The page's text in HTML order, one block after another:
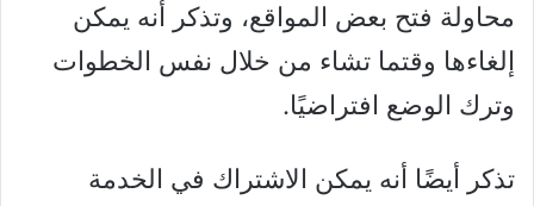
محاولة فتح بعض المواقع، وتذكر أنه يمكن
إلغاءها وقتما تشاء من خلال نفس الخطوات
وترك الوضع افتراضيًا.
تذكر أيضًا أنه يمكن الاشتراك في الخدمة